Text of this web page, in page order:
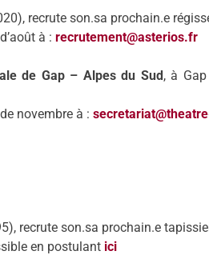
recrute son.sa prochain.e
à : recrutement@asterios.fr
de Gap – Alpes du Sud, à
novembre à :
recrute son.sa prochain.e t
en postulant ici